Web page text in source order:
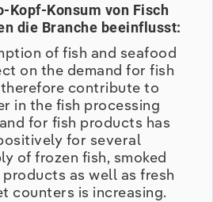
Kopf-Konsum von Fisch
die Branche beeinflusst:
of fish and seafood
on the demand for fish
contribute to
in the fish processing
for fish products has
for several
of frozen fish, smoked
as well as fresh
counters is increasing.